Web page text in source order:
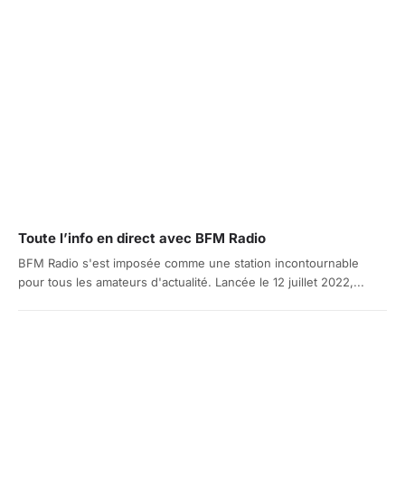
Toute l’info en direct avec BFM Radio
BFM Radio s'est imposée comme une station incontournable
pour tous les amateurs d'actualité. Lancée le 12 juillet 2022,...